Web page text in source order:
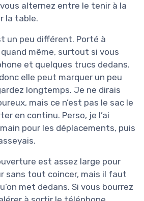
alternez entre le tenir à la
la table.
un peu différent. Porté à
quand même, surtout si vous
et quelques trucs dedans.
elle peut marquer un peu
longtemps. Je ne dirais
mais ce n’est pas le sac le
en continu. Perso, je l’ai
pour les déplacements, puis
est assez large pour
sans tout coincer, mais il faut
met dedans. Si vous bourrez